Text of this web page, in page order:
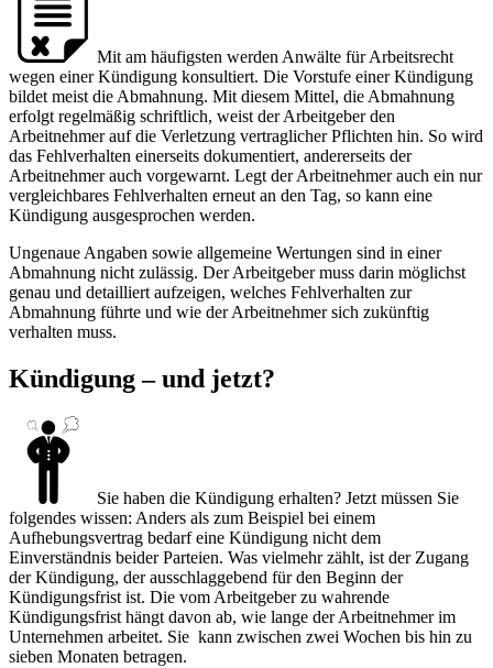
Mit am häufigsten werden Anwälte für Arbeitsrecht
wegen einer Kündigung konsultiert. Die Vorstufe einer Kündigung
bildet meist die Abmahnung. Mit diesem Mittel, die Abmahnung
erfolgt regelmäßig schriftlich, weist der Arbeitgeber den
Arbeitnehmer auf die Verletzung vertraglicher Pflichten hin. So wird
das Fehlverhalten einerseits dokumentiert, andererseits der
Arbeitnehmer auch vorgewarnt. Legt der Arbeitnehmer auch ein nur
vergleichbares Fehlverhalten erneut an den Tag, so kann eine
Kündigung ausgesprochen werden.
Ungenaue Angaben sowie allgemeine Wertungen sind in einer
Abmahnung nicht zulässig. Der Arbeitgeber muss darin möglichst
genau und detailliert aufzeigen, welches Fehlverhalten zur
Abmahnung führte und wie der Arbeitnehmer sich zukünftig
verhalten muss.
Kündigung – und jetzt?
Sie haben die Kündigung erhalten? Jetzt müssen Sie
folgendes wissen: Anders als zum Beispiel bei einem
Aufhebungsvertrag bedarf eine Kündigung nicht dem
Einverständnis beider Parteien. Was vielmehr zählt, ist der Zugang
der Kündigung, der ausschlaggebend für den Beginn der
Kündigungsfrist ist. Die vom Arbeitgeber zu wahrende
Kündigungsfrist hängt davon ab, wie lange der Arbeitnehmer im
Unternehmen arbeitet. Sie kann zwischen zwei Wochen bis hin zu
sieben Monaten betragen.